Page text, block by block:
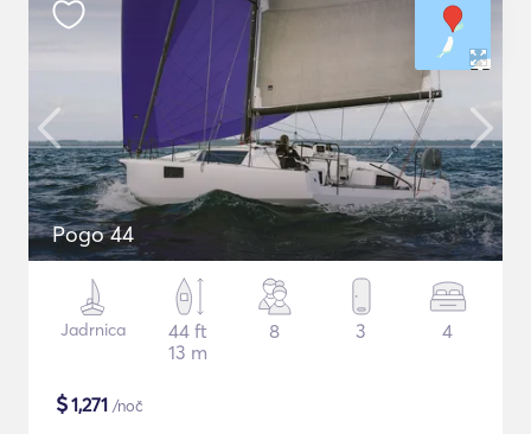
Pogo 44
Jadrnica
44 ft
13 m
8 3 4
$1,271 /noč